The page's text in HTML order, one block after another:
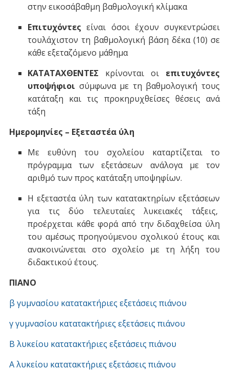
στην εικοσάβαθμη βαθμολογική κλίμακα
Επιτυχόντεςείναι όσοι έχουν συγκεντρώσει
τουλάχιστον τη βαθμολογική βάση δέκα (10) σε
κάθε εξεταζόμενο μάθημα
ΚΑΤΑΤΑΧΘΕΝΤΕΣ κρίνονται οι επιτυχόντες
υποψήφιοι σύμφωνα με τη βαθμολογική τους
κατάταξη και τις προκηρυχθείσες θέσεις ανά
τάξη
Ημερομηνίες – Εξεταστέα ύλη
Με ευθύνη του σχολείου καταρτίζεται το
πρόγραμμα των εξετάσεων ανάλογα με τον
αριθμό των προς κατάταξη υποψηφίων.
Η εξεταστέα ύλη των κατατακτηρίων εξετάσεων
για τις δύο τελευταίες λυκειακές τάξεις,
προέρχεται κάθε φορά από την διδαχθείσα ύλη
του αμέσως προηγούμενου σχολικού έτους και
ανακοινώνεται στο σχολείο με τη λήξη του
διδακτικού έτους.
ΠΙΑΝΟ
β γυμνασίου κατατακτήριες εξετάσεις πιάνου
γ γυμνασίου κατατακτήριες εξετάσεις πιάνου
Β λυκείου κατατακτήριες εξετάσεις πιάνου
Α λυκείου κατατακτήριες εξετάσεις πιάνου